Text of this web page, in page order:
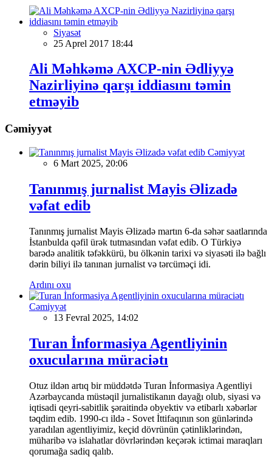
Siyasət
25 Aprel 2017 18:44
Ali Məhkəmə AXCP-nin Ədliyyə
Nazirliyinə qarşı iddiasını təmin
etməyib
Cəmiyyət
Cəmiyyət
6 Mart 2025, 20:06
Tanınmış jurnalist Mayis Əlizadə
vəfat edib
Tanınmış jurnalist Mayis Əlizadə martın 6-da səhər saatlarında
İstanbulda qəfil ürək tutmasından vəfat edib. O Türkiyə
barədə analitik təfəkkürü, bu ölkənin tarixi və siyasəti ilə bağlı
dərin biliyi ilə tanınan jurnalist və tərcüməçi idi.
Ardını oxu
Cəmiyyət
13 Fevral 2025, 14:02
Turan İnformasiya Agentliyinin
oxucularına müraciətı
Otuz ildən artıq bir müddətdə Turan İnformasiya Agentliyi
Azərbaycanda müstəqil jurnalistikanın dayağı olub, siyasi və
iqtisadi qeyri-sabitlik şəraitində obyektiv və etibarlı xəbərlər
təqdim edib. 1990-cı ildə - Sovet İttifaqının son günlərində
yaradılan agentliyimiz, keçid dövrünün çətinliklərindən,
müharibə və islahatlar dövrlərindən keçərək ictimai maraqları
qorumağa sadiq qalıb.